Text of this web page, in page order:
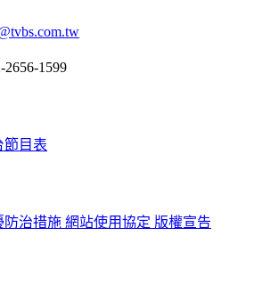
1599
節目表
防治措施 網站使用協定 版權宣告